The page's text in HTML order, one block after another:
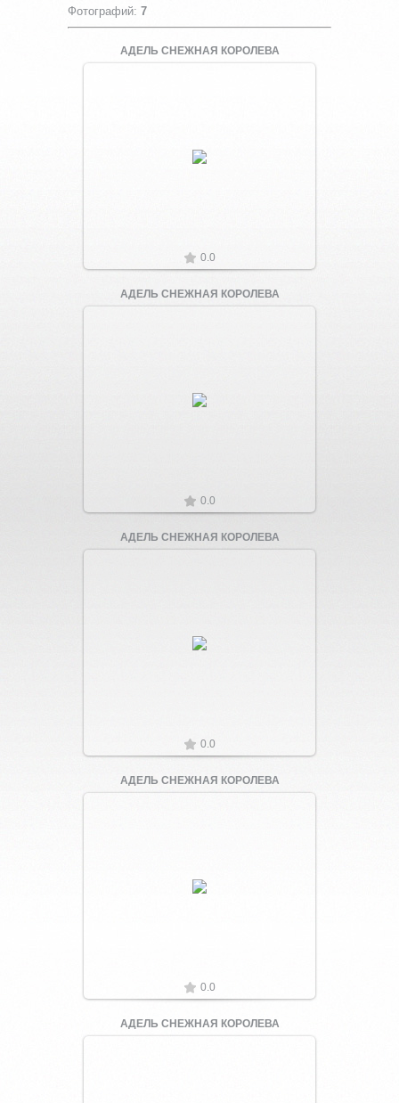
Фотографий: 7
АДЕЛЬ СНЕЖНАЯ КОРОЛЕВА
Увеличить
0.0
АДЕЛЬ СНЕЖНАЯ КОРОЛЕВА
Увеличить
0.0
АДЕЛЬ СНЕЖНАЯ КОРОЛЕВА
Увеличить
0.0
АДЕЛЬ СНЕЖНАЯ КОРОЛЕВА
Увеличить
0.0
АДЕЛЬ СНЕЖНАЯ КОРОЛЕВА